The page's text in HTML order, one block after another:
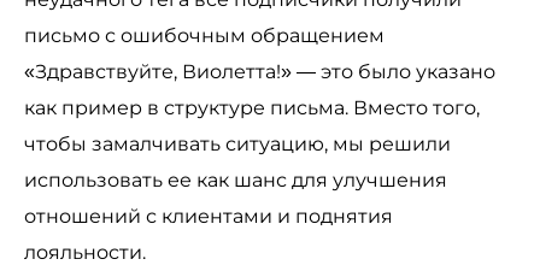
письмо с ошибочным обращением
«Здравствуйте, Виолетта!» — это было указано
как пример в структуре письма. Вместо того,
чтобы замалчивать ситуацию, мы решили
использовать ее как шанс для улучшения
отношений с клиентами и поднятия
лояльности.